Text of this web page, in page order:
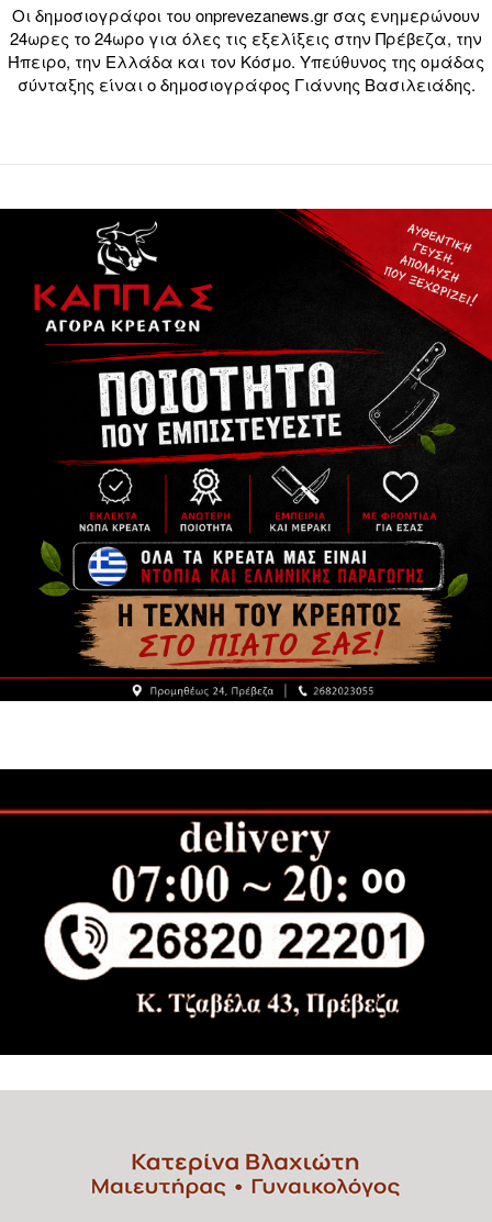
Οι δημοσιογράφοι του onprevezanews.gr σας ενημερώνουν
24ωρες το 24ωρο για όλες τις εξελίξεις στην Πρέβεζα, την
Ήπειρο, την Ελλάδα και τον Κόσμο. Υπεύθυνος της ομάδας
σύνταξης είναι ο δημοσιογράφος Γιάννης Βασιλειάδης.